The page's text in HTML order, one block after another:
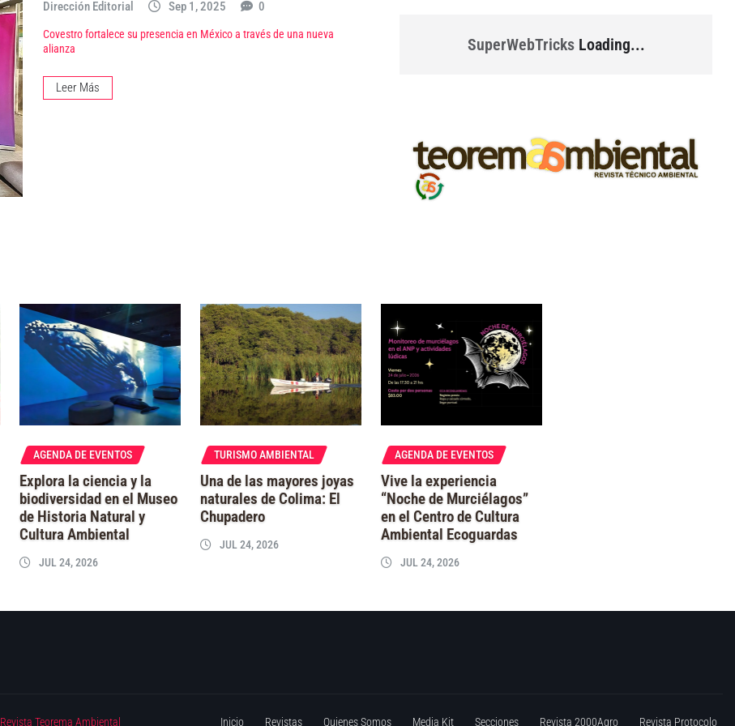
Dirección Editorial Sep 1, 2025 0
Covestro fortalece su presencia en México a través de una nueva
alianza
Leer Más
SuperWebTricksLoading...
AGENDA DE EVENTOS
Explora la ciencia y la
biodiversidad en el Museo
de Historia Natural y
Cultura Ambiental
JUL 24, 2026
TURISMO AMBIENTAL
Una de las mayores joyas
naturales de Colima: El
Chupadero
JUL 24, 2026
AGENDA DE EVENTOS
Vive la experiencia
“Noche de Murciélagos”
en el Centro de Cultura
Ambiental Ecoguardas
JUL 24, 2026
Revista Teorema Ambiental Inicio Revistas Quienes Somos Media Kit Secciones Revista 2000Agro Revista Protocolo